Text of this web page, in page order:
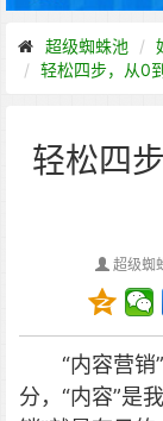
超级蜘蛛池
轻松四步，从0
轻松四
超级蜘
“内容营
分，“内容”是